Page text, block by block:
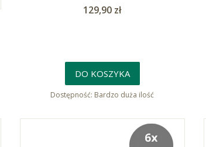
Cena
129,90 zł
DO KOSZYKA
Dostępność: Bardzo duża ilość